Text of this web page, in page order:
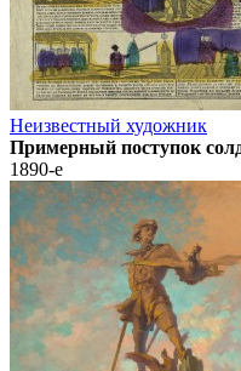
Неизвестный художник
Примерный поступок
1890-е